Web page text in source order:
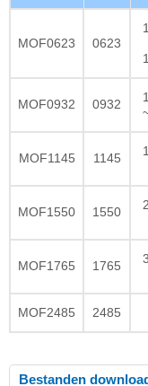
MOF0623 0623
MOF0932 0932
MOF1145 1145
MOF1550 1550
MOF1765 1765
MOF2485 2485
Bestanden